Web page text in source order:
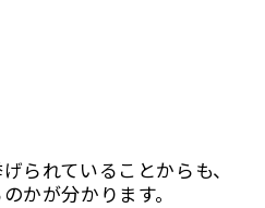
られていることからも、
かが分かります。